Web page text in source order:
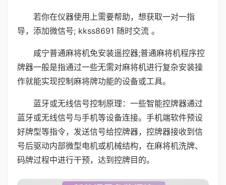
若你在仪器使用上需要帮助，想获取一对一指
导，添加微信号; kkss8691 随时交流 。
咸宁普通麻将机免安装遥控器;普通麻将机程序控
牌器一般是指通过一些无需对麻将机进行复杂安装操
作就能实现控制麻将牌功能的设备或工具。
蓝牙或无线信号控制原理：一些智能控牌器通过
蓝牙或无线信号与手机等设备连接。手机端软件预设
好牌型等指令，发送信号给控牌器，控牌器接收到信
号后驱动内部微型电机或机械结构，在麻将机洗牌、
码牌过程中进行干预，达到控牌目的。